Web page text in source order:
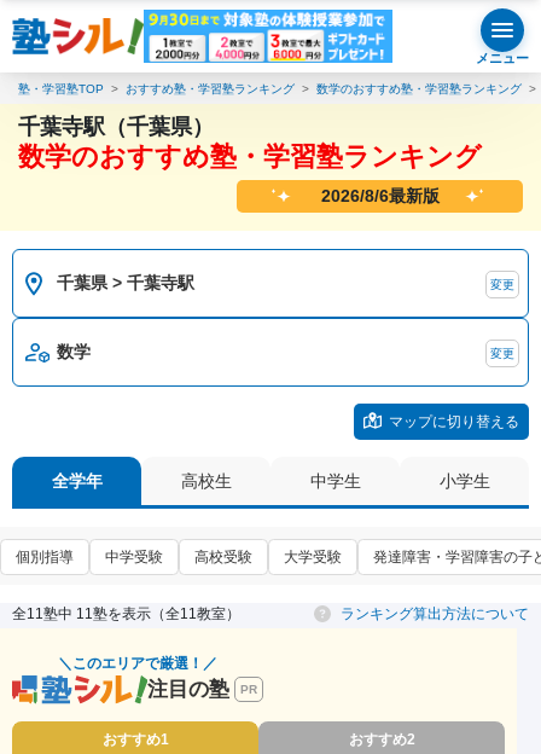
メニュー
塾・学習塾TOP おすすめ塾・学習塾ランキング 数学のおすすめ塾・学習塾ランキング
千葉寺駅（千葉県）
数学のおすすめ塾・学習塾ランキング
2026/8/6最新版
千葉県 > 千葉寺駅 変更
数学 変更
マップに切り替える
全学年 高校生 中学生 小学生
個別指導 中学受験 高校受験 大学受験 発達障害・学習障害の子
全11塾中 11塾を表示（全11教室） ランキング算出方法について
＼このエリアで厳選！／
注目の塾 PR
おすすめ1 おすすめ2